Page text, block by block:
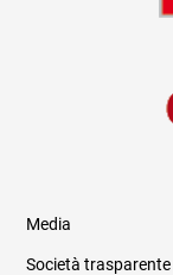
Media
Società trasparente